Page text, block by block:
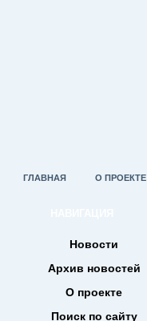
ГЛАВНАЯ О ПРОЕКТЕ
Новости
Архив новостей
О проекте
Поиск по сайту